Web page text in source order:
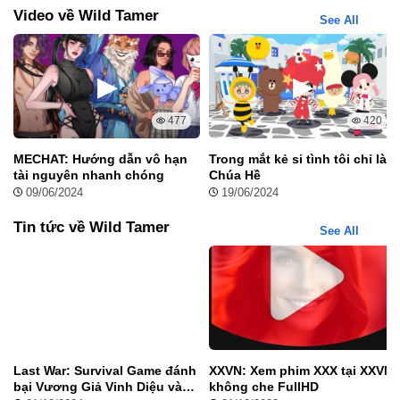
công duy nhất, giúp thu phục thú hiếm cực nhanh.
God mode:Chế độ bất tử giúp pháp sư không bao giờ mất
máu trước các đòn tấn công của Boss.
MOD Menu:Bảng điều khiển tích hợp cho phép bạn bật/tắt
các tính năng hack tùy ý ngay trong trận đấu.
Video về Wild Tamer See All
477
MECHAT: Hướng dẫn vô hạn
tài nguyên nhanh chóng
09/06/2024
420
Trong mắt kẻ si tình tôi chỉ là
Chúa Hề
19/06/2024
Tin tức về Wild Tamer See All
Last War: Survival Game đánh
bại Vương Giả Vinh Diệu và
XXVN: Xem phim XXX tại XXVN
không che FullHD